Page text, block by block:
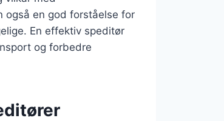
også en god forståelse for
En effektiv speditør
og forbedre